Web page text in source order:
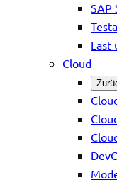
SAP
Last
Cloud